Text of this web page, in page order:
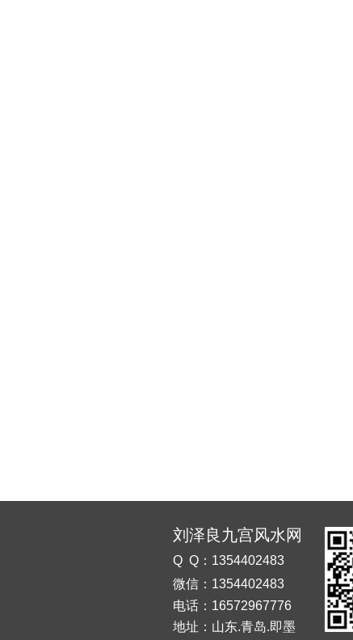
电话：16572967776
Q Q：1354402483
刘泽良九宫风水网
微信：1354402483
地址：山东.青岛.即墨